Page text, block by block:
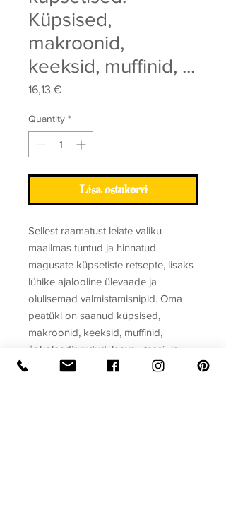
Küpsised,
makroonid,
keeksid, muffinid, ...
16,13 €Price
Quantity *
Lisa ostukorvi
Sellest raamatust leiate valiku
maailmas tuntud ja hinnatud
magusate küpsetiste retsepte, lisaks
lühike ajalooline ülevaade ja
olulisemad valmistamisnipid. Oma
peatüki on saanud küpsised,
makroonid, keeksid, muffinid,
šokolaadiruudud, laava-, tassi- ja
juustukoogid, tiramisu ning